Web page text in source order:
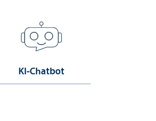
KI-Chatbot